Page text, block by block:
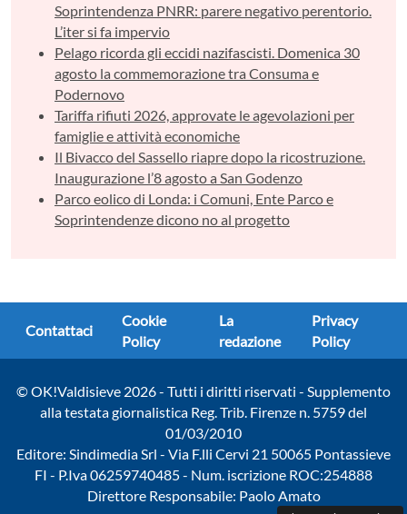
Soprintendenza PNRR: parere negativo perentorio.
L’iter si fa impervio
Pelago ricorda gli eccidi nazifascisti. Domenica 30
agosto la commemorazione tra Consuma e
Podernovo
Tariffa rifiuti 2026, approvate le agevolazioni per
famiglie e attività economiche
Il Bivacco del Sassello riapre dopo la ricostruzione.
Inaugurazione l’8 agosto a San Godenzo
Parco eolico di Londa: i Comuni, Ente Parco e
Soprintendenze dicono no al progetto
Contattaci
Cookie
Policy
La
redazione
Privacy
Policy
© OK!Valdisieve 2026 - Tutti i diritti riservati - Supplemento
alla testata giornalistica Reg. Trib. Firenze n. 5759 del
01/03/2010
Editore: Sindimedia Srl - Via F.lli Cervi 21 50065 Pontassieve
FI - P.Iva 06259740485 - Num. iscrizione ROC:254888
Direttore Responsabile: Paolo Amato